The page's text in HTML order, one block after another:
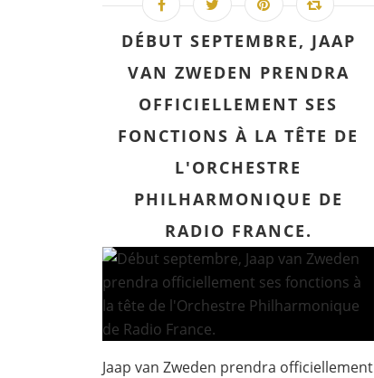
DÉBUT SEPTEMBRE, JAAP
VAN ZWEDEN PRENDRA
OFFICIELLEMENT SES
FONCTIONS À LA TÊTE DE
L'ORCHESTRE
PHILHARMONIQUE DE
RADIO FRANCE.
Jaap van Zweden prendra officiellement